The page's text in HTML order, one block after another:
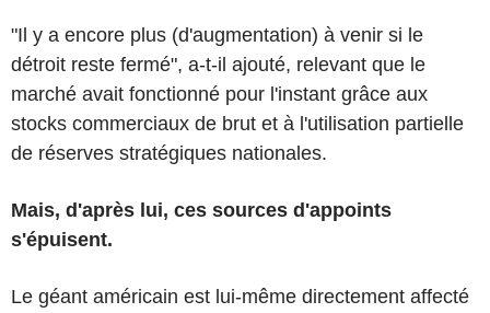
"Il y a encore plus (d'augmentation) à venir si le
détroit reste fermé", a-t-il ajouté, relevant que le
marché avait fonctionné pour l'instant grâce aux
stocks commerciaux de brut et à l'utilisation partielle
de réserves stratégiques nationales.
Mais, d'après lui, ces sources d'appoints
s'épuisent.
Le géant américain est lui-même directement affecté